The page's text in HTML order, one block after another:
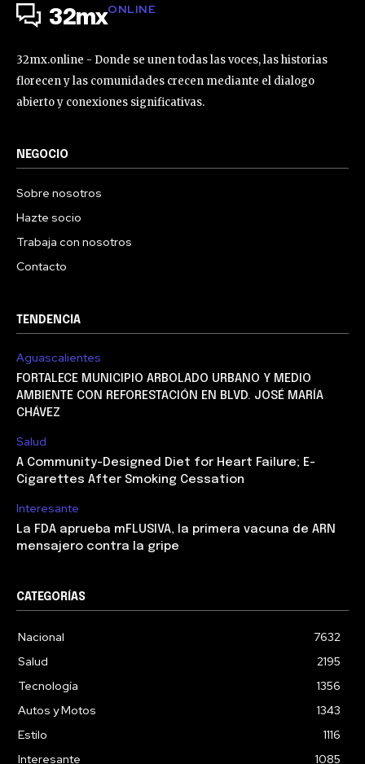
32mxONLINE
32mx.online - Donde se unen todas las voces, las historias
florecen y las comunidades crecen mediante el dialogo
abierto y conexiones significativas.
NEGOCIO
Sobre nosotros
Hazte socio
Trabaja con nosotros
Contacto
TENDENCIA
Aguascalientes
FORTALECE MUNICIPIO ARBOLADO URBANO Y MEDIO
AMBIENTE CON REFORESTACIÓN EN BLVD. JOSÉ MARÍA
CHÁVEZ
Salud
A Community-Designed Diet for Heart Failure; E-
Cigarettes After Smoking Cessation
Interesante
La FDA aprueba mFLUSIVA, la primera vacuna de ARN
mensajero contra la gripe
CATEGORÍAS
Nacional
7632
Salud
2195
Tecnología
1356
Autos y Motos
1343
Estilo
1116
Interesante
1085